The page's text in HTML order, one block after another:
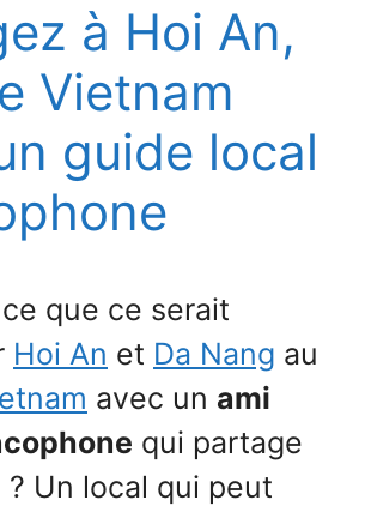
à Hoi An,
Vietnam
guide local
que ce serait
Hoi An et Da Nang au
avec un ami
qui partage
Un local qui peut